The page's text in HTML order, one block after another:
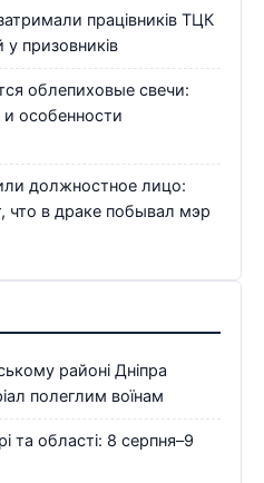
працівників ТЦК
призовників
облепиховые свечи:
и особенности
должностное лицо:
в драке побывал мэр
районі Дніпра
полеглим воїнам
та області: 8 серпня–9